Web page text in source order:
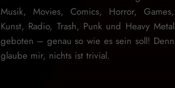
Musik, Movies, Comics, Horror, Games,
Kunst, Radio, Trash, Punk und Heavy Metal
geboten – genau so wie es sein soll! Denn
glaube mir, nichts ist trivial.